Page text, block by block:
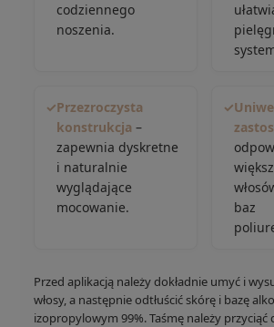
codziennego
noszenia.
✓Przezroczysta
konstrukcja –
zapewnia dyskretne
i naturalnie
wyglądające
mocowanie.
✓
baz
Przed aplikacją należy dokładnie umyć i
włosy, a następnie odtłuścić skórę i bazę
izopropylowym 99%. Taśmę należy